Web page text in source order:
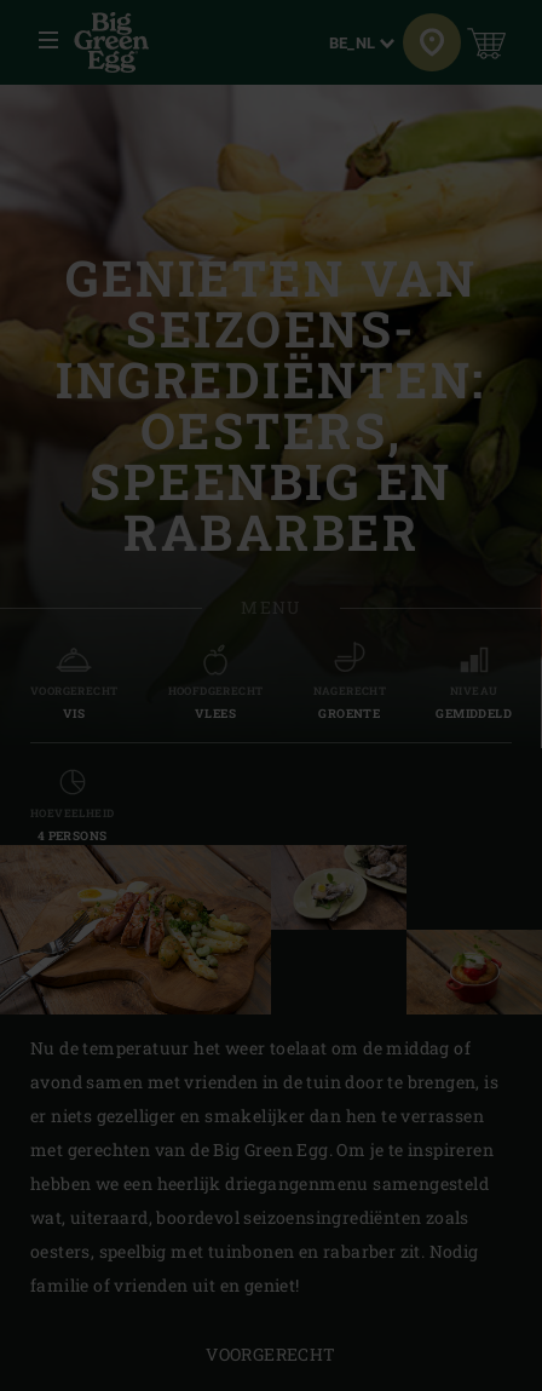
Menu Taal
BE_NL
GENIETEN VAN
SEIZOENS-
INGREDIËNTEN:
OESTERS,
SPEENBIG EN
RABARBER
MENU
VOORGERECHT
VIS
HOOFDGERECHT
VLEES
NAGERECHT
GROENTE
NIVEAU
GEMIDDELD
HOEVEELHEID
4 PERSONS
Nu de temperatuur het weer toelaat om de middag of
avond samen met vrienden in de tuin door te brengen, is
er niets gezelliger en smakelijker dan hen te verrassen
met gerechten van de Big Green Egg. Om je te inspireren
hebben we een heerlijk driegangenmenu samengesteld
wat, uiteraard, boordevol seizoensingrediënten zoals
oesters, speelbig met tuinbonen en rabarber zit. Nodig
familie of vrienden uit en geniet!
VOORGERECHT